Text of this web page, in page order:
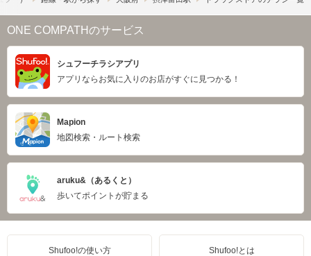
ONE COMPATHのサービス
シュフーチラシアプリ
アプリならお気に入りのお店がすぐに見つかる！
Mapion
地図検索・ルート検索
aruku&（あるくと）
歩いてポイントが貯まる
Shufoo!の使い方 Shufoo!とは